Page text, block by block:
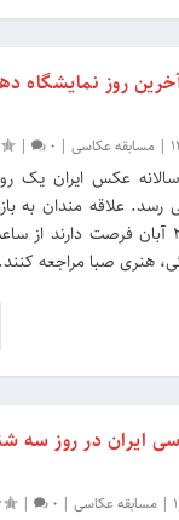
24 آبان آخرین روز
|مسابقه عکاسی |
0
|
عکس ایران یک
رسد. علاقه مندان به
هنری صبا مراجعه
|مسابقه عکاسی |
0
|